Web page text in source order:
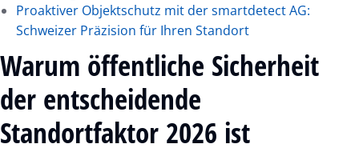
Proaktiver Objektschutz mit der smartdetect AG:
Schweizer Präzision für Ihren Standort
Warum öffentliche Sicherheit
der entscheidende
Standortfaktor 2026 ist